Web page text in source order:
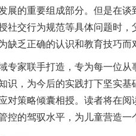
展的重要组成部分。但是在
社交行为规范等具体问题时
缺乏正确的认识和教育技巧而
专家联手打造，专为每一位
识，为今后的实践打下坚实
对策略倾囊相授。读者将在
控的驾驭水平，为儿童营造